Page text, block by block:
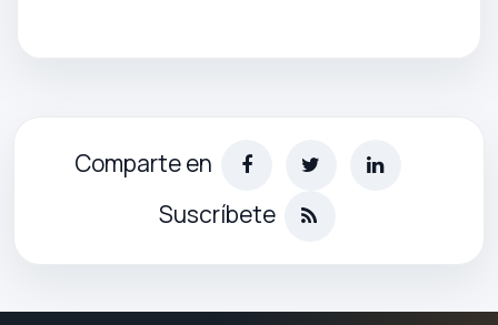
Comparte en
Suscríbete